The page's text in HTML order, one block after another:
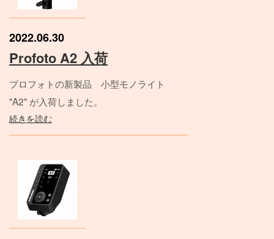
2022.06.30
Profoto A2 入荷
プロフォトの新製品 小型モノライト
"A2" が入荷しました。
続きを読む